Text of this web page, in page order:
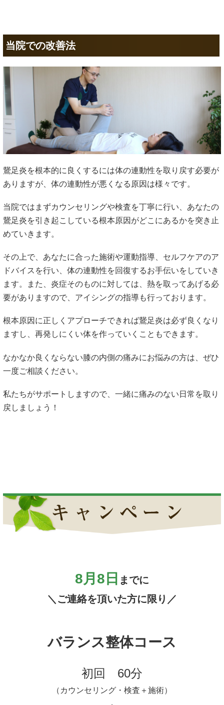
当院での改善法
鵞足炎を根本的に良くするには体の連動性を取り戻す必要が
ありますが、体の連動性が悪くなる原因は様々です。
当院ではまずカウンセリングや検査を丁寧に行い、あなたの
鵞足炎を引き起こしている根本原因がどこにあるかを突き止
めていきます。
その上で、あなたに合った施術や運動指導、セルフケアのア
ドバイスを行い、体の連動性を回復するお手伝いをしていき
ます。また、炎症そのものに対しては、熱を取ってあげる必
要がありますので、アイシングの指導も行っております。
根本原因に正しくアプローチできれば鵞足炎は必ず良くなり
ますし、再発しにくい体を作っていくこともできます。
なかなか良くならない膝の内側の痛みにお悩みの方は、ぜひ
一度ご相談ください。
私たちがサポートしますので、一緒に痛みのない日常を取り
戻しましょう！
8月8日 までに
＼ご連絡を頂いた方に限り／
バランス整体コース
初回 60分
（カウンセリング・検査＋施術）